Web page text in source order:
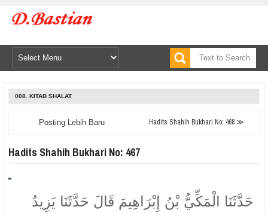
008. KITAB SHALAT
Posting Lebih Baru Hadits Shahih Bukhari No: 468 ≫
Hadits Shahih Bukhari No: 467
حَدَّثَنَا الْمَكِّيُّ بْنُ إِبْرَاهِيمَ قَالَ حَدَّثَنَا يَزِيدُ